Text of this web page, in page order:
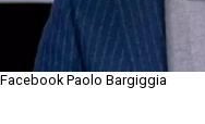
Facebook Paolo Bargiggia